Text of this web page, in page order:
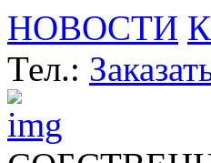
НОВОСТИ
Тел.: